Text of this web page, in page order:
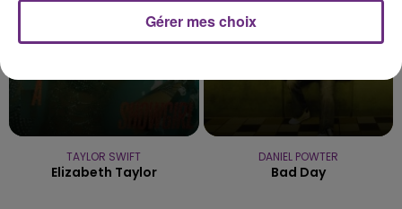
TAYLOR SWIFT
Elizabeth Taylor
DANIEL POWTER
Bad Day
Gérer mes choix